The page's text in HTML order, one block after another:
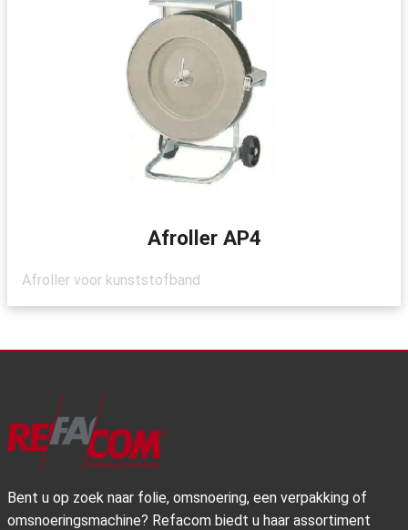
Afroller AP4
Afroller voor kunststofband
Bent u op zoek naar folie, omsnoering, een verpakking of
omsnoeringsmachine? Refacom biedt u haar assortiment